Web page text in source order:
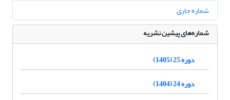
شماره جاری
شماره‌های پیشین نشریه
دوره 25 (1405)
دوره 24 (1404)